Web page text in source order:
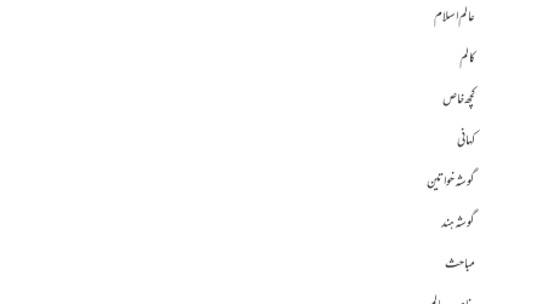
عالم اسلام
کالم
کچھ خاص
کہانی
گوشہ خواتین
گوشہ ہند
مباحث